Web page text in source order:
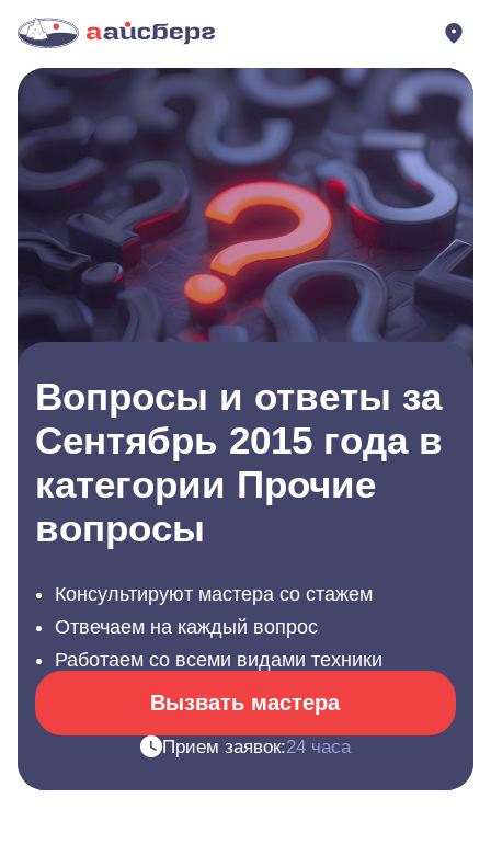
Вопросы и ответы за
Сентябрь 2015 года в
категории Прочие
вопросы
Консультируют мастера со стажем
Отвечаем на каждый вопрос
Работаем со всеми видами техники
Вызвать мастера
Прием заявок:24 часа